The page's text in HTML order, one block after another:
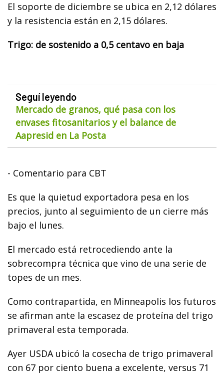
El soporte de diciembre se ubica en 2,12 dólares
y la resistencia están en 2,15 dólares.
Trigo: de sostenido a 0,5 centavo en baja
Seguí leyendo
Mercado de granos, qué pasa con los
envases fitosanitarios y el balance de
Aapresid en La Posta
- Comentario para CBT
Es que la quietud exportadora pesa en los
precios, junto al seguimiento de un cierre más
bajo el lunes.
El mercado está retrocediendo ante la
sobrecompra técnica que vino de una serie de
topes de un mes.
Como contrapartida, en Minneapolis los futuros
se afirman ante la escasez de proteína del trigo
primaveral esta temporada.
Ayer USDA ubicó la cosecha de trigo primaveral
con 67 por ciento buena a excelente, versus 71